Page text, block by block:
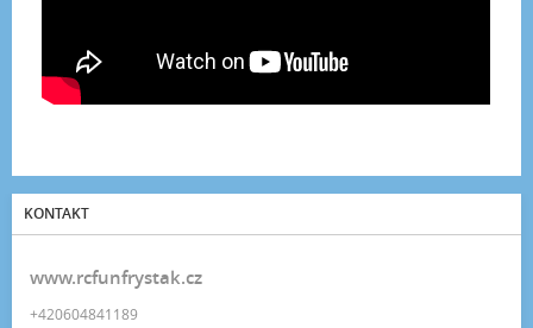
KONTAKT
www.rcfunfrystak.cz
+420604841189